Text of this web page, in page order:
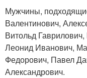
Мужчины,
Валентинович,
Витольд
Леонид Иванович,
Федорович, Павел
Александрович.